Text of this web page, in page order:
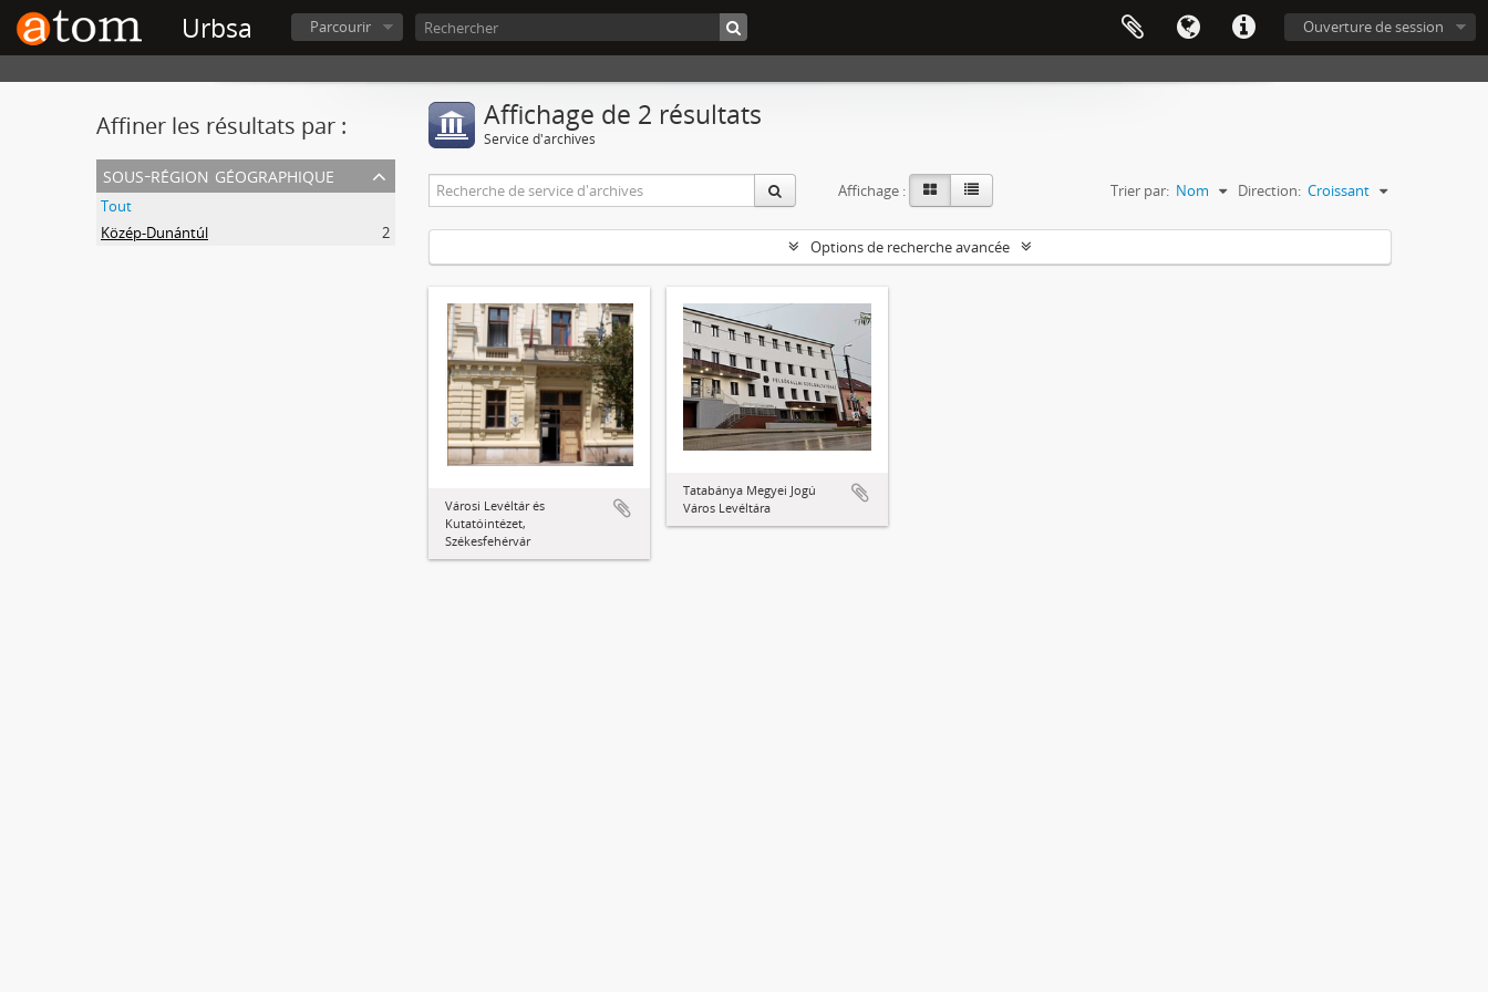
Urbsa Ouverture de session
Parcourir
Affiner les résultats par :
sous-région géographique
Tout
Közép-Dunántúl
2
Affichage de 2 résultats
Service d'archives
Affichage : Trier par: Nom Direction: Croissant
Options de recherche avancée
Városi Levéltár és
Kutatóintézet,
Székesfehérvár
Tatabánya Megyei Jogú
Város Levéltára